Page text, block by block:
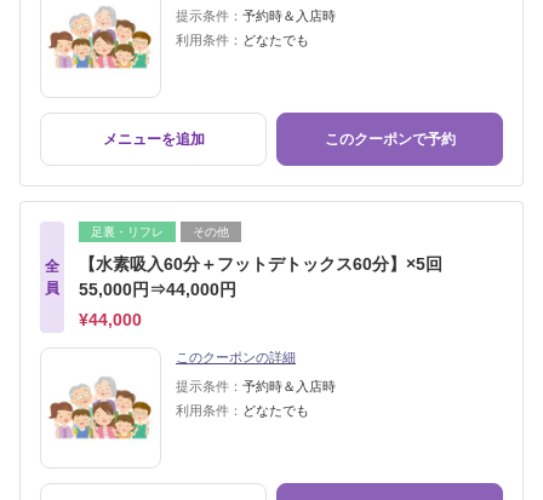
提示条件： 予約時＆入店時
利用条件： どなたでも
メニューを追加 このクーポンで予約
全
員
足裏・リフレ その他
【水素吸入60分＋フットデトックス60分】×5回
55,000円⇒44,000円
¥44,000
このクーポンの詳細
提示条件： 予約時＆入店時
利用条件： どなたでも